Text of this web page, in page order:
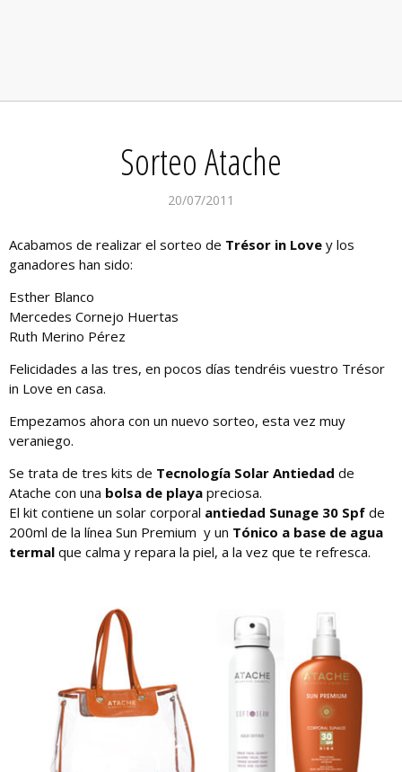
Sorteo Atache
20/07/2011
Acabamos de realizar el sorteo de Trésor in Love y los
ganadores han sido:
Esther Blanco
Mercedes Cornejo Huertas
Ruth Merino Pérez
Felicidades a las tres, en pocos días tendréis vuestro Trésor
in Love en casa.
Empezamos ahora con un nuevo sorteo, esta vez muy
veraniego.
Se trata de tres kits de Tecnología Solar Antiedad de
Atache con una bolsa de playa preciosa.
El kit contiene un solar corporal antiedad Sunage 30 Spf de
200ml de la línea Sun Premium y un Tónico a base de agua
termal que calma y repara la piel, a la vez que te refresca.